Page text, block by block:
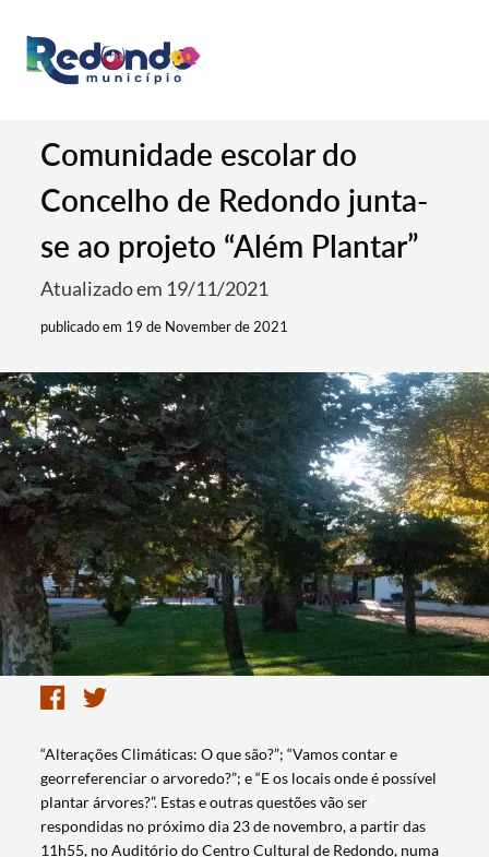
Comunidade escolar do
Concelho de Redondo junta-
se ao projeto “Além Plantar”
Atualizado em 19/11/2021
publicado em 19 de November de 2021
“Alterações Climáticas: O que são?”; “Vamos contar e
georreferenciar o arvoredo?”; e “E os locais onde é possível
plantar árvores?”. Estas e outras questões vão ser
respondidas no próximo dia 23 de novembro, a partir das
11h55, no Auditório do Centro Cultural de Redondo, numa